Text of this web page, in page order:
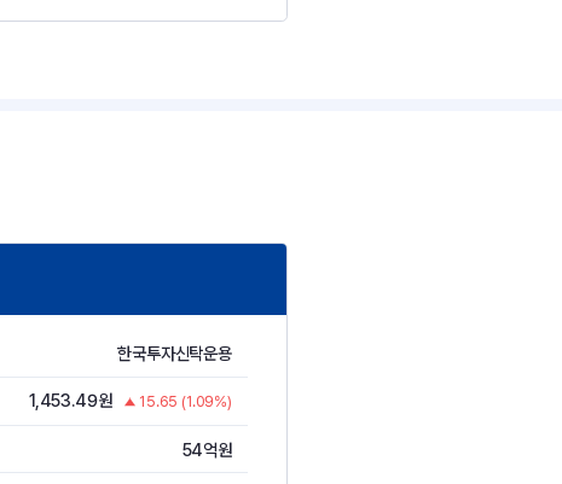
한국투자신탁운용
1,453.49원 15.65 (1.09%)
54억원